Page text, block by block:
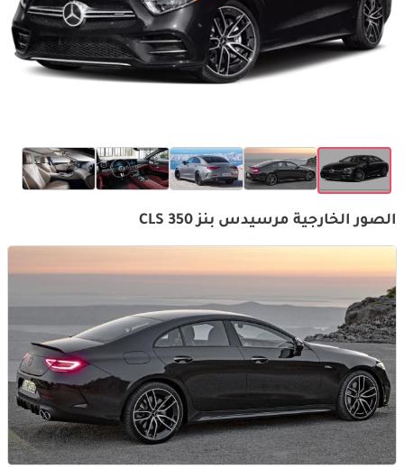
الصور الخارجية مرسيدس بنز CLS 350